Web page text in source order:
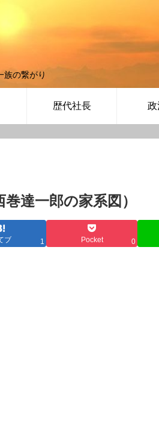
の繋がり
歴代社長 政
達一郎の家系図）
ブ 1 Pocket 0